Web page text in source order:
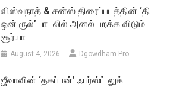
விஸ்வநாத் & சன்ஸ் திரைப்படத்தின் ‘தி
ஒன் ரூல்’ பாடலில் அனல் பறக்க விடும்
சூர்யா
August 4, 2026 Dgowdham Pro
ஜீவாவின் ‘தகப்பன்’ ஃபர்ஸ்ட் லுக்